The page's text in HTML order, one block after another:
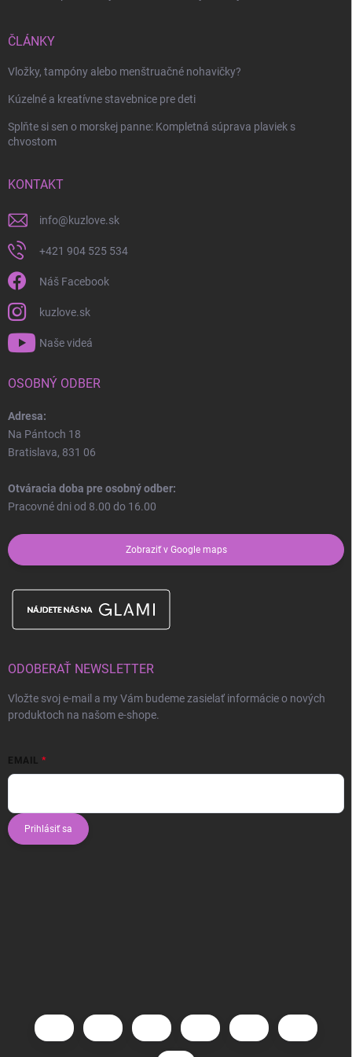
ČLÁNKY
Vložky, tampóny alebo menštruačné nohavičky?
Kúzelné a kreatívne stavebnice pre deti
Splňte si sen o morskej panne: Kompletná súprava plaviek s
chvostom
KONTAKT
info@kuzlove.sk
+421 904 525 534
Náš Facebook
kuzlove.sk
Naše videá
OSOBNÝ ODBER
Adresa:
Na Pántoch 18
Bratislava, 831 06
Otváracia doba pre osobný odber:
Pracovné dni od 8.00 do 16.00
Zobraziť v Google maps
ODOBERAŤ NEWSLETTER
Vložte svoj e-mail a my Vám budeme zasielať informácie o nových
produktoch na našom e-shope.
EMAIL
Prihlásiť sa